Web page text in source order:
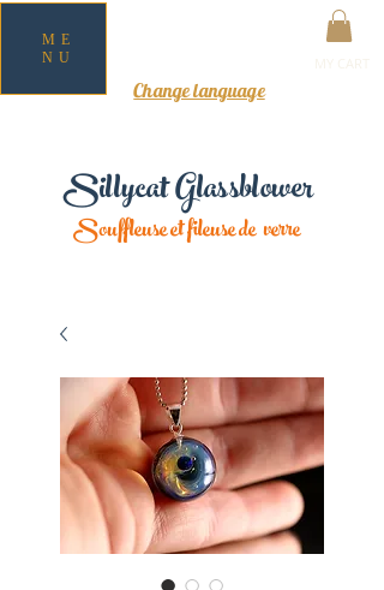
Sillycat Glassblower
Souffleuse et fileuse de verre
ME
NU
Change language